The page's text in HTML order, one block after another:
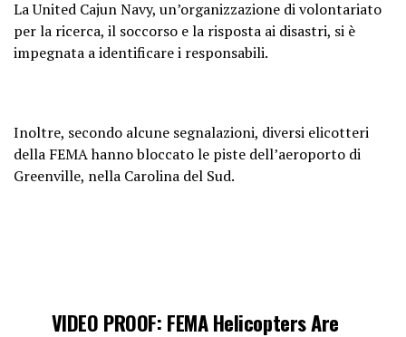
La United Cajun Navy, un’organizzazione di volontariato
per la ricerca, il soccorso e la risposta ai disastri, si è
impegnata a identificare i responsabili.
Inoltre, secondo alcune segnalazioni, diversi elicotteri
della FEMA hanno bloccato le piste dell’aeroporto di
Greenville, nella Carolina del Sud.
VIDEO PROOF: FEMA Helicopters Are